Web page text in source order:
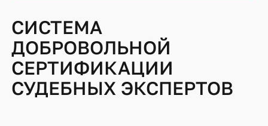
СИСТЕМА
ДОБРОВОЛЬНОЙ
СЕРТИФИКАЦИИ
СУДЕБНЫХ ЭКСПЕРТОВ